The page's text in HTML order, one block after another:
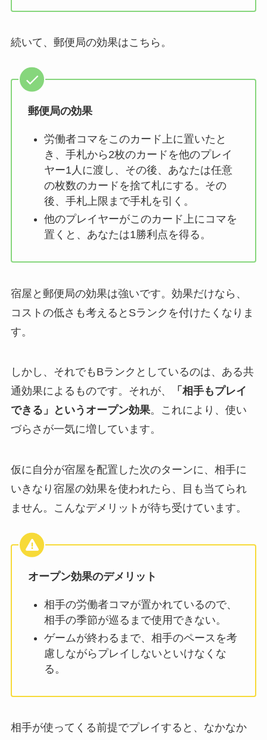
続いて、郵便局の効果はこちら。
郵便局の効果
労働者コマをこのカード上に置いたと
き、手札から2枚のカードを他のプレイ
ヤー1人に渡し、その後、あなたは任意
の枚数のカードを捨て札にする。その
後、手札上限まで手札を引く。
他のプレイヤーがこのカード上にコマを
置くと、あなたは1勝利点を得る。
宿屋と郵便局の効果は強いです。効果だけなら、
コストの低さも考えるとSランクを付けたくなりま
す。
しかし、それでもBランクとしているのは、ある共
通効果によるものです。それが、
「相手もプレイ
できる」というオープン効果。これにより、使い
づらさが一気に増しています。
仮に自分が宿屋を配置した次のターンに、相手に
いきなり宿屋の効果を使われたら、目も当てられ
ません。こんなデメリットが待ち受けています。
オープン効果のデメリット
相手の労働者コマが置かれているので、
相手の季節が巡るまで使用できない。
ゲームが終わるまで、相手のペースを考
慮しながらプレイしないといけなくな
る。
相手が使ってくる前提でプレイすると、なかなか